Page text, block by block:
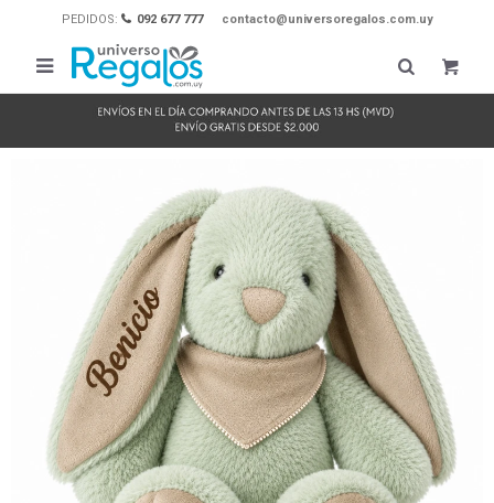
PEDIDOS: 092 677 777 contacto@universoregalos.com.uy
